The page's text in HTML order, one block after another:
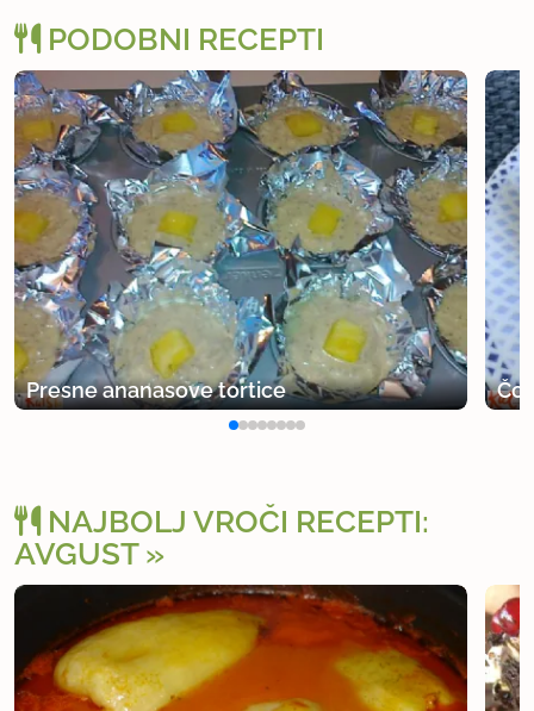
PODOBNI RECEPTI
Presne ananasove tortice
NAJBOLJ VROČI RECEPTI:
AVGUST